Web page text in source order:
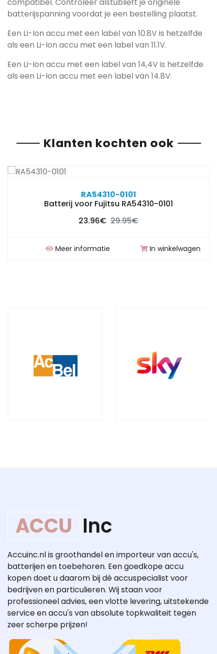
batterijspanning voordat je een bestelling plaatst.
Een Li-Ion accu met een label van 10.8V is hetzelfde
als een Li-Ion accu met een label van 11.1V.
Een Li-Ion accu met een label van 14,4V is hetzelfde
als een Li-Ion accu met een label van 14.8V.
Klanten kochten ook
RA54310-0101
Batterij voor Fujitsu RA54310-0101
23.96€ 29.95€
Meer informatie In winkelwagen
ACCU Inc
Accuinc.nl is groothandel en importeur van accu's,
batterijen en toebehoren. Een goedkope accu
kopen doet u daarom bij dé accuspecialist voor
bedrijven en particulieren. Wij staan voor
professioneel advies, een vlotte levering, uitstekende
service en accu's van absolute topkwaliteit tegen
zeer scherpe prijzen!